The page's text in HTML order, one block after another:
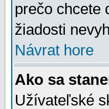
prečo chcete
žiadosti
Návrat hore
Ako sa
Užívateľské